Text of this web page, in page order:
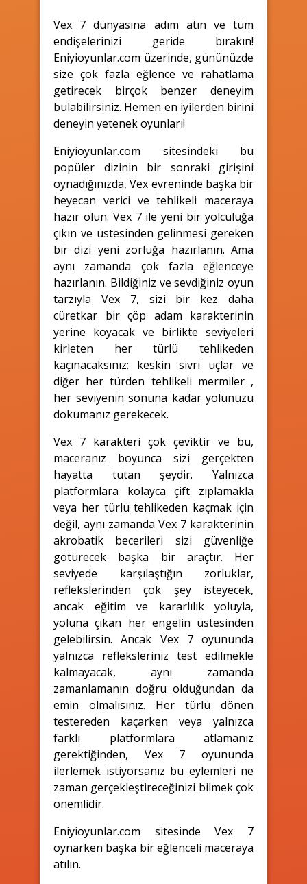
Vex 7 dünyasına adım atın ve tüm
endişelerinizi geride bırakın!
Eniyioyunlar.com üzerinde, gününüzde
size çok fazla eğlence ve rahatlama
getirecek birçok benzer deneyim
bulabilirsiniz. Hemen en iyilerden birini
deneyin yetenek oyunları!
Eniyioyunlar.com sitesindeki bu
popüler dizinin bir sonraki girişini
oynadığınızda, Vex evreninde başka bir
heyecan verici ve tehlikeli maceraya
hazır olun. Vex 7 ile yeni bir yolculuğa
çıkın ve üstesinden gelinmesi gereken
bir dizi yeni zorluğa hazırlanın. Ama
aynı zamanda çok fazla eğlenceye
hazırlanın. Bildiğiniz ve sevdiğiniz oyun
tarzıyla Vex 7, sizi bir kez daha
cüretkar bir çöp adam karakterinin
yerine koyacak ve birlikte seviyeleri
kirleten her türlü tehlikeden
kaçınacaksınız: keskin sivri uçlar ve
diğer her türden tehlikeli mermiler ,
her seviyenin sonuna kadar yolunuzu
dokumanız gerekecek.
Vex 7 karakteri çok çeviktir ve bu,
maceranız boyunca sizi gerçekten
hayatta tutan şeydir. Yalnızca
platformlara kolayca çift zıplamakla
veya her türlü tehlikeden kaçmak için
değil, aynı zamanda Vex 7 karakterinin
akrobatik becerileri sizi güvenliğe
götürecek başka bir araçtır. Her
seviyede karşılaştığın zorluklar,
reflekslerinden çok şey isteyecek,
ancak eğitim ve kararlılık yoluyla,
yoluna çıkan her engelin üstesinden
gelebilirsin. Ancak Vex 7 oyununda
yalnızca refleksleriniz test edilmekle
kalmayacak, aynı zamanda
zamanlamanın doğru olduğundan da
emin olmalısınız. Her türlü dönen
testereden kaçarken veya yalnızca
farklı platformlara atlamanız
gerektiğinden, Vex 7 oyununda
ilerlemek istiyorsanız bu eylemleri ne
zaman gerçekleştireceğinizi bilmek çok
önemlidir.
Eniyioyunlar.com sitesinde Vex 7
oynarken başka bir eğlenceli maceraya
atılın.